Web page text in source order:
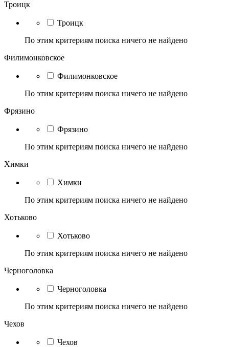
Троицк
Троицк
По этим критериям поиска ничего не найдено
Филимонковское
Филимонковское
По этим критериям поиска ничего не найдено
Фрязино
Фрязино
По этим критериям поиска ничего не найдено
Химки
Химки
По этим критериям поиска ничего не найдено
Хотьково
Хотьково
По этим критериям поиска ничего не найдено
Черноголовка
Черноголовка
По этим критериям поиска ничего не найдено
Чехов
Чехов